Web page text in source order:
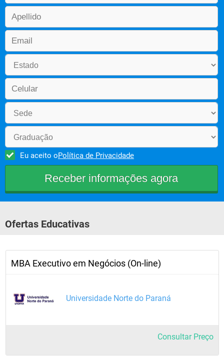
Eu aceito oPolítica de Privacidade
Ofertas Educativas
MBA Executivo em Negócios (On-line)
Universidade Norte do Paraná
Consultar Preço